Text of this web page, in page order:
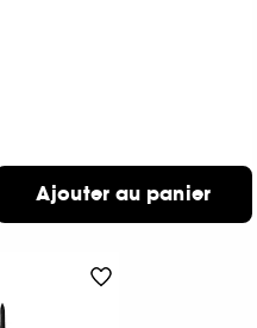
Ajouter au panier